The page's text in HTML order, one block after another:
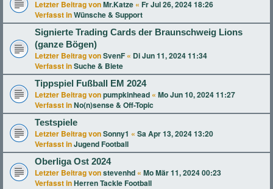
Letzter Beitrag vonMr.Katze « Fr Jul 26, 2024 18:26
Verfasst inWünsche & Support
Signierte Trading Cards der Braunschweig Lions
(ganze Bögen)
Letzter Beitrag vonSvenF « Di Jun 11, 2024 11:34
Verfasst inSuche & Biete
Tippspiel Fußball EM 2024
Letzter Beitrag vonpumpkinhead « Mo Jun 10, 2024 11:27
Verfasst inNo(n)sense & Off-Topic
Testspiele
Letzter Beitrag vonSonny1 « Sa Apr 13, 2024 13:20
Verfasst inJugend Football
Oberliga Ost 2024
Letzter Beitrag vonstevenhd « Mo Mär 11, 2024 00:23
Verfasst inHerren Tackle Football